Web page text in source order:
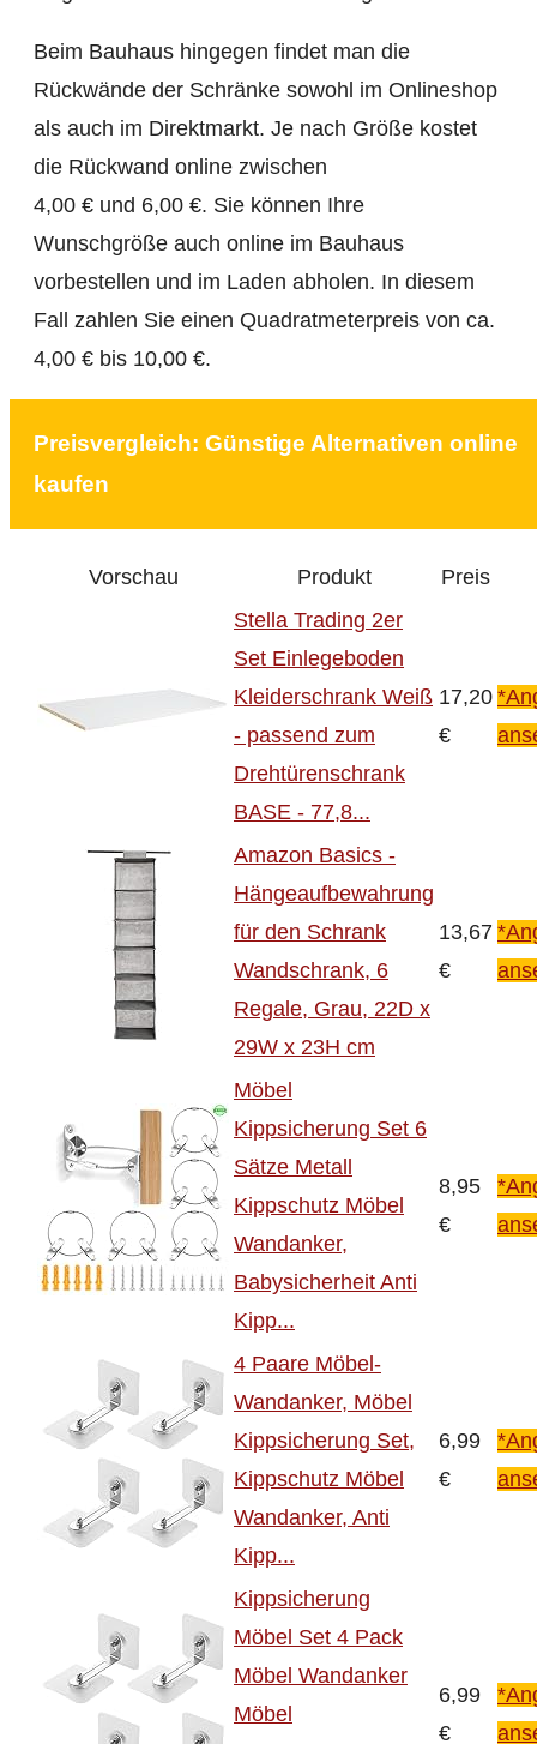
Beim Bauhaus hingegen findet man die
Rückwände der Schränke sowohl im Onlineshop
als auch im Direktmarkt. Je nach Größe kostet
die Rückwand online zwischen
4,00 € und 6,00 €. Sie können Ihre
Wunschgröße auch online im Bauhaus
vorbestellen und im Laden abholen. In diesem
Fall zahlen Sie einen Quadratmeterpreis von ca.
4,00 € bis 10,00 €.
Preisvergleich: Günstige Alternativen online
kaufen
Vorschau Produkt
Preis
Stella Trading 2er
Set Einlegeboden
Kleiderschrank Weiß
- passend zum
Drehtürenschrank
BASE - 77,8...
17,20
€
Amazon Basics -
Hängeaufbewahrung
für den Schrank
Wandschrank, 6
Regale, Grau, 22D x
29W x 23H cm
13,67
€
Möbel
Kippsicherung Set 6
Sätze Metall
Kippschutz Möbel
Wandanker,
Babysicherheit Anti
Kipp...
8,95
€
4 Paare Möbel-
Wandanker, Möbel
Kippsicherung Set,
Kippschutz Möbel
Wandanker, Anti
Kipp...
6,99
€
Kippsicherung
Möbel Set 4 Pack
Möbel Wandanker
Möbel
6,99
€